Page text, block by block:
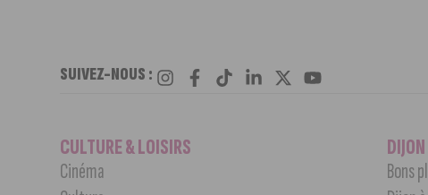
SUIVEZ-NOUS :
CULTURE & LOISIRS
Cinéma
Bons